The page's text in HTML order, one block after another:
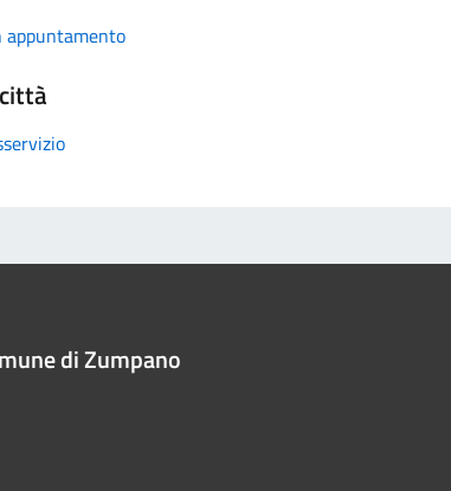
appuntamento
di Zumpano